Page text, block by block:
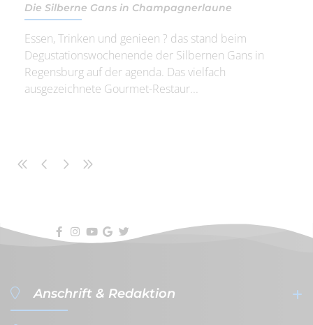
Die Silberne Gans in Champagnerlaune
Essen, Trinken und genieen ? das stand beim
Degustationswochenende der Silbernen Gans in
Regensburg auf der agenda. Das vielfach
ausgezeichnete Gourmet-Restaur...
Anschrift & Redaktion